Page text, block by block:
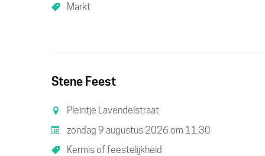
Markt
Stene Feest
Pleintje Lavendelstraat
zondag 9 augustus 2026 om 11:30
Kermis of feestelijkheid